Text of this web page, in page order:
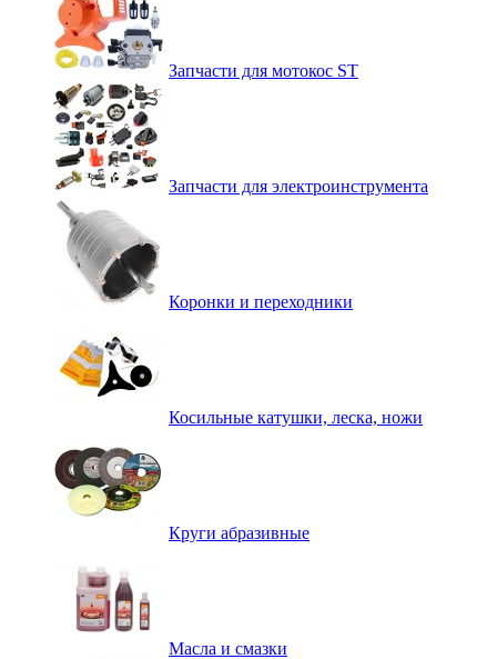
Запчасти для мотокос ST
Запчасти для электроинструмента
Коронки и переходники
Косильные катушки, леска, ножи
Круги абразивные
Масла и смазки